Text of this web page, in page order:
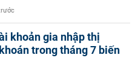
khoản gia nhập thị
trong tháng 7 biến